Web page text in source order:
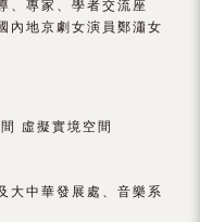
、專家、學者交流座
內地京劇女演員鄭瀟女
虛擬實境空間
大中華發展處、音樂系